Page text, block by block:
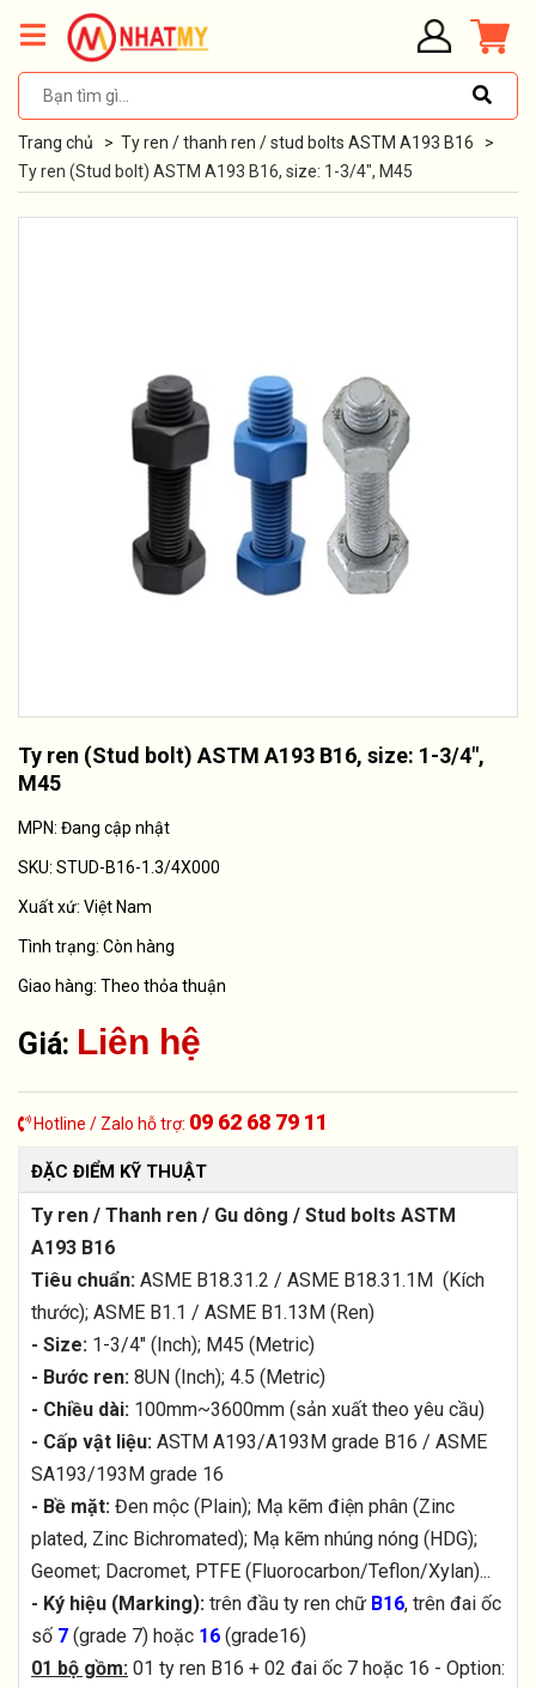
Trang chủ > Ty ren / thanh ren / stud bolts ASTM A193 B16
>
Ty ren (Stud bolt) ASTM A193 B16, size: 1-3/4", M45
Ty ren (Stud bolt) ASTM A193 B16, size: 1-3/4",
M45
MPN: Đang cập nhật
SKU: STUD-B16-1.3/4X000
Xuất xứ: Việt Nam
Tình trạng: Còn hàng
Giao hàng: Theo thỏa thuận
Giá: Liên hệ
Hotline / Zalo hỗ trợ: 09 62 68 79 11
ĐẶC ĐIỂM KỸ THUẬT
Ty ren / Thanh ren / Gu dông / Stud bolts ASTM
A193 B16
Tiêu chuẩn: ASME B18.31.2 / ASME B18.31.1M (Kích
thước); ASME B1.1 / ASME B1.13M (Ren)
- Size: 1-3/4" (Inch); M45 (Metric)
- Bước ren: 8UN (Inch); 4.5 (Metric)
- Chiều dài: 100mm~3600mm (sản xuất theo yêu cầu)
- Cấp vật liệu: ASTM A193/A193M grade B16 / ASME
SA193/193M grade 16
- Bề mặt: Đen mộc (Plain); Mạ kẽm điện phân (Zinc
plated, Zinc Bichromated); Mạ kẽm nhúng nóng (HDG);
Geomet; Dacromet, PTFE (Fluorocarbon/Teflon/Xylan)...
- Ký hiệu (Marking): trên đầu ty ren chữ B16, trên đai ốc
số 7 (grade 7) hoặc 16 (grade16)
01 bộ gồm: 01 ty ren B16 + 02 đai ốc 7 hoặc 16 - Option: